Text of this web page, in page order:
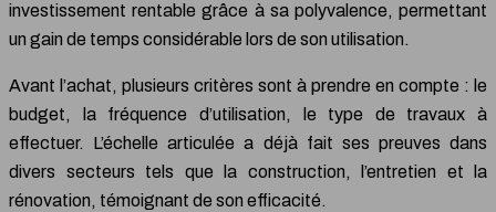
investissement rentable grâce à sa polyvalence, permettant
un gain de temps considérable lors de son utilisation.
Avant l’achat, plusieurs critères sont à prendre en compte : le
budget, la fréquence d’utilisation, le type de travaux à
effectuer. L’échelle articulée a déjà fait ses preuves dans
divers secteurs tels que la construction, l’entretien et la
rénovation, témoignant de son efficacité.